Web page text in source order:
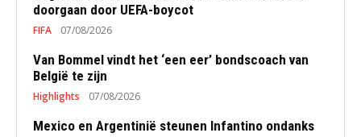
doorgaan door UEFA-boycot
FIFA 07/08/2026
Van Bommel vindt het ‘een eer’ bondscoach van
België te zijn
Highlights 07/08/2026
Mexico en Argentinië steunen Infantino ondanks